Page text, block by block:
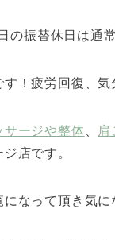
の振替休日は通
！疲労回復、
サージや整体 肩
店です。
なって頂き気